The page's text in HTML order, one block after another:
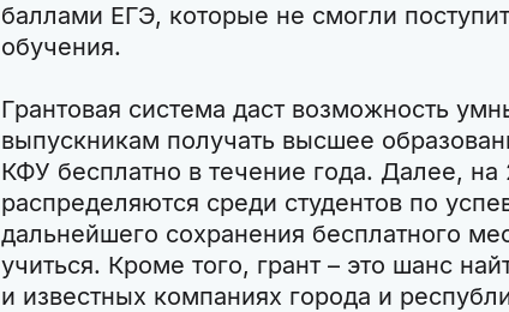
баллами ЕГЭ, которые не смогли
обучения.
Грантовая система даст возможность
выпускникам получать высшее
КФУ бесплатно в течение года. Далее, на
распределяются среди студентов по
дальнейшего сохранения бесплатного
учиться. Кроме того, грант – это шанс
и известных компаниях города и